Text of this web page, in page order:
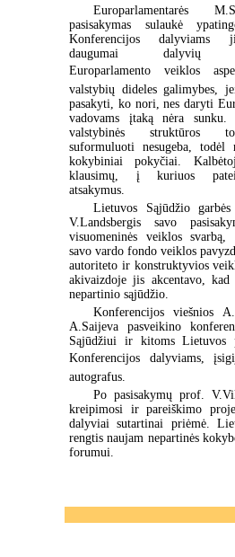
Europarlamentarės
pasisakymas sulaukė
Konferencijos dalyviams
daugumai dalyvių
Europarlamento veiklos
valstybių dideles galimybes,
pasakyti, ko nori, nes daryti
vadovams įtaką nėra sunku.
valstybinės struktūros
suformuluoti nesugeba,
kokybiniai pokyčiai.
klausimų, į kuriuos
atsakymus.
Lietuvos Sąjūdžio
V.Landsbergis savo
visuomeninės veiklos
savo vardo fondo veiklos
autoriteto ir konstruktyvios
akivaizdoje jis akcentavo,
nepartinio sąjūdžio.
Konferencijos viešnios
A.Saijeva pasveikino
Sąjūdžiui ir kitoms Lietuvos
Konferencijos dalyviams,
autografus.
Po pasisakymų prof.
kreipimosi ir pareiškimo
dalyviai sutartinai priėmė.
rengtis naujam nepartinės
forumui.